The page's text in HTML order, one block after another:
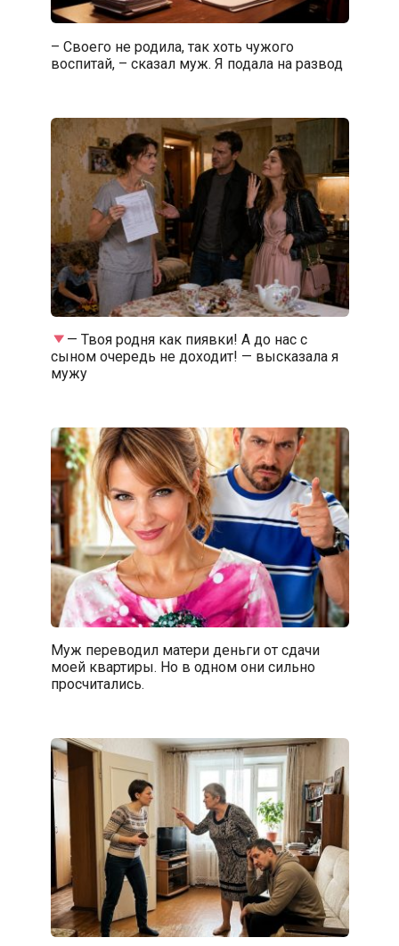
– Своего не родила, так хоть чужого
воспитай, – сказал муж. Я подала на развод
— Твоя родня как пиявки! А до нас с
сыном очередь не доходит! — высказала я
мужу
Муж переводил матери деньги от сдачи
моей квартиры. Но в одном они сильно
просчитались.